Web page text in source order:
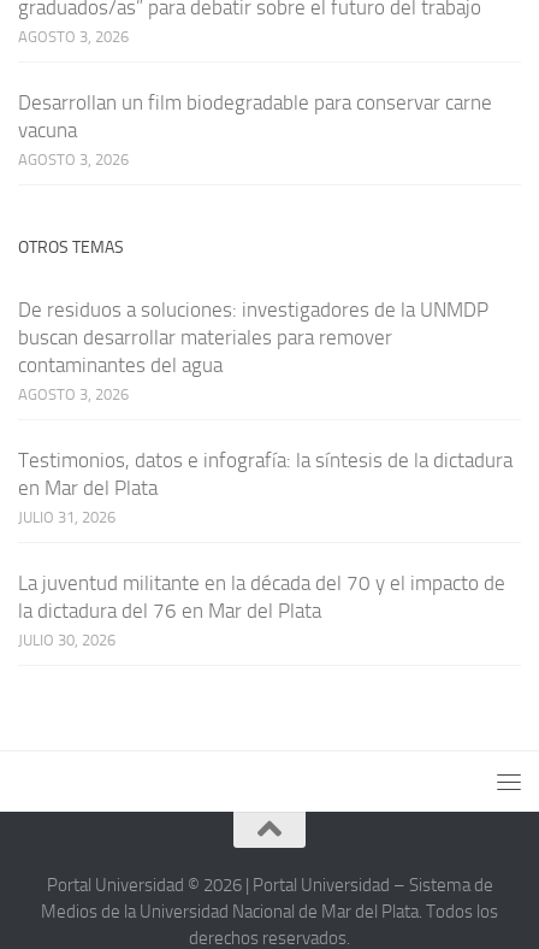
graduados/as” para debatir sobre el futuro del trabajo
AGOSTO 3, 2026
Desarrollan un film biodegradable para conservar carne
vacuna
AGOSTO 3, 2026
OTROS TEMAS
De residuos a soluciones: investigadores de la UNMDP
buscan desarrollar materiales para remover
contaminantes del agua
AGOSTO 3, 2026
Testimonios, datos e infografía: la síntesis de la dictadura
en Mar del Plata
JULIO 31, 2026
La juventud militante en la década del 70 y el impacto de
la dictadura del 76 en Mar del Plata
JULIO 30, 2026
Portal Universidad © 2026 | Portal Universidad – Sistema de
Medios de la Universidad Nacional de Mar del Plata. Todos los
derechos reservados.